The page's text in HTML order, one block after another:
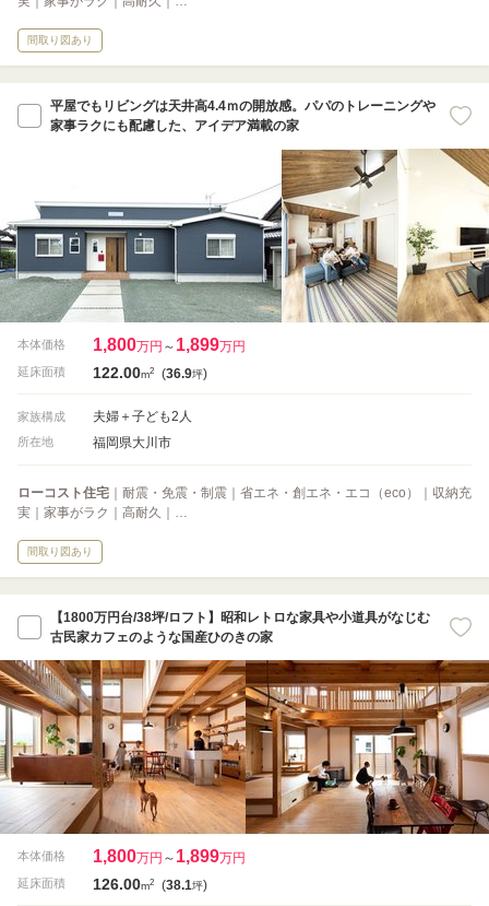
間取り図あり
平屋でもリビングは天井高4.4ｍの開放感。パパのトレーニングや
家事ラクにも配慮した、アイデア満載の家
本体価格 1,800万円 ～ 1,899万円
延床面積 122.00m2 (36.9坪)
家族構成 夫婦＋子ども2人
所在地 福岡県大川市
ローコスト住宅 ｜耐震・免震・制震｜省エネ・創エネ・エコ（eco）｜収納充
実｜家事がラク｜高耐久｜…
間取り図あり
【1800万円台/38坪/ロフト】昭和レトロな家具や小道具がなじむ
古民家カフェのような国産ひのきの家
本体価格 1,800万円 ～ 1,899万円
延床面積 126.00m2 (38.1坪)